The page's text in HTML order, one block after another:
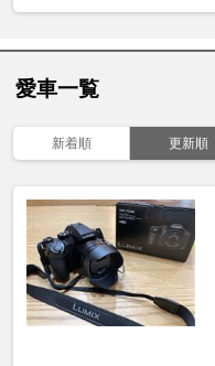
愛車一覧
新着順 更新順